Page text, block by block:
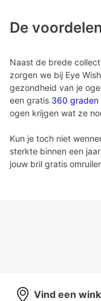
De
Naast de brede
zorgen we bij Eye
gezondheid van je
een gratis 360 graden
ogen krijgen wat ze
Kun je toch niet
sterkte binnen een
jouw bril gratis
Vind een